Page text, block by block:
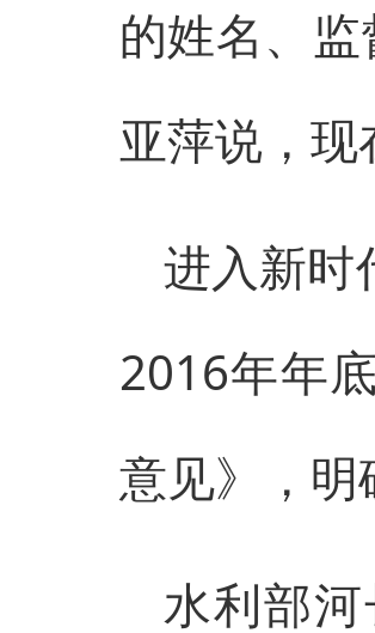
的姓名、监
亚萍说，现
进入新时
2016年年
意见》，
水利部